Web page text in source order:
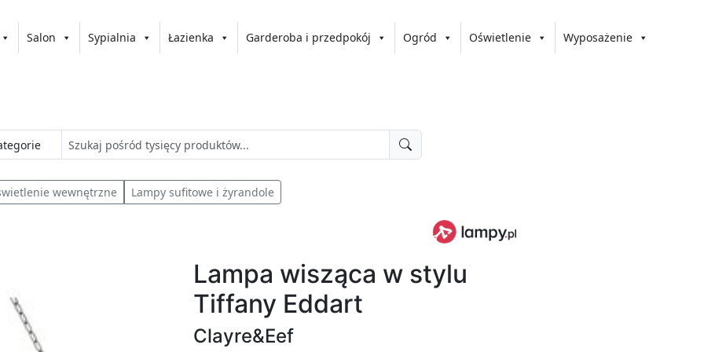
Salon Sypialnia Łazienka Garderoba i przedpokój Ogród Oświetlenie Wyposażenie
wewnętrzne Lampy sufitowe i żyrandole
Lampa wisząca w stylu
Tiffany Eddart
Clayre&Eef